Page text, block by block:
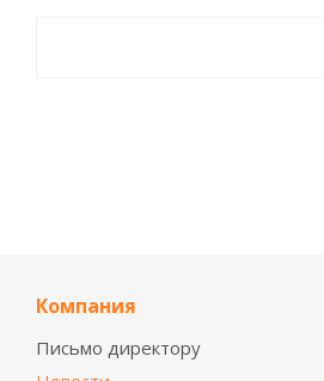
Компания
Письмо директору